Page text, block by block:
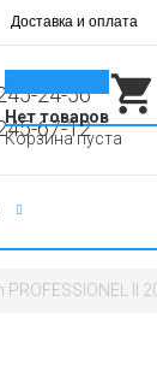
Доставка и оплата
24-56
67-12
Нет товаров
Корзина пуста
II